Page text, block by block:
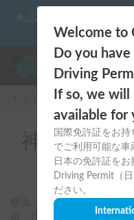
Welcome
Do you
Driving
If so, we
available for
国際免許証をお
でご利用可能な車
日本の免許証をお
Driving Permit（
ださい。
☀️「大曲の花火」をキャン
キャンピングカー・車中
神奈川県
横浜・川崎・湘南・海老
根・伊豆方面の車中泊旅